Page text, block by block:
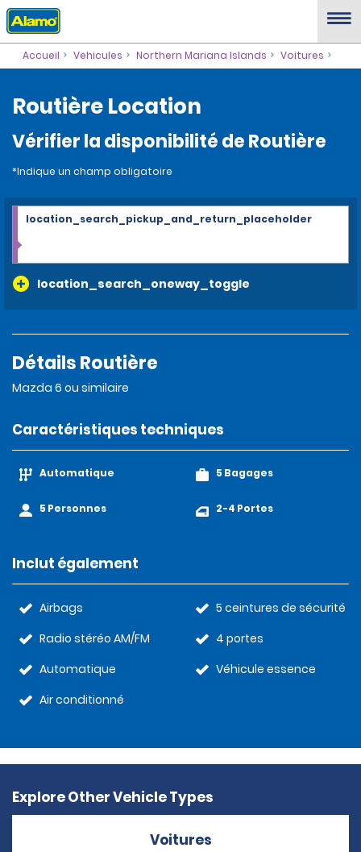
Accueil Vehicules Northern Mariana Islands Voitures
Routière Location
Vérifier la disponibilité de Routière
*Indique un champ obligatoire
location_search_oneway_toggle
location_search_pickup_and_return_placeholder
Détails Routière
Mazda 6 ou similaire
Caractéristiques techniques
Automatique
5 Personnes
5 Bagages
2-4 Portes
Inclut également
Airbags
Radio stéréo AM/FM
Automatique
Air conditionné
5 ceintures de sécurité
4 portes
Véhicule essence
Explore Other Vehicle Types
Voitures